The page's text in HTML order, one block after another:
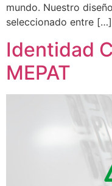
mundo. Nuestro
seleccionado entre […]
Identidad
MEPAT